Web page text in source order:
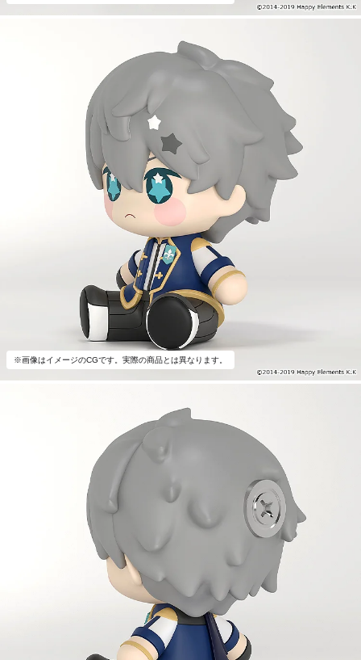
※画像はイメージのCGです。実際の商品とは異なります。